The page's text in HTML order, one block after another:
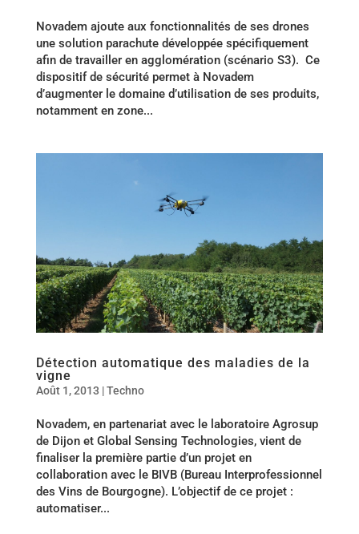
Novadem ajoute aux fonctionnalités de ses drones
une solution parachute développée spécifiquement
afin de travailler en agglomération (scénario S3). Ce
dispositif de sécurité permet à Novadem
d’augmenter le domaine d’utilisation de ses produits,
notamment en zone...
Détection automatique des maladies de la
vigne
Août 1, 2013 |Techno
Novadem, en partenariat avec le laboratoire Agrosup
de Dijon et Global Sensing Technologies, vient de
finaliser la première partie d’un projet en
collaboration avec le BIVB (Bureau Interprofessionnel
des Vins de Bourgogne). L’objectif de ce projet :
automatiser...